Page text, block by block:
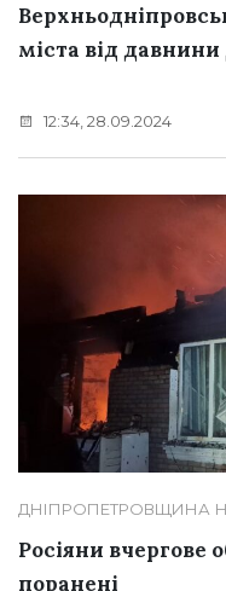
міста від
12:34, 28.09.2024
ДНІПРОПЕТРОВЩИНА
Росіяни вчергове
поранені